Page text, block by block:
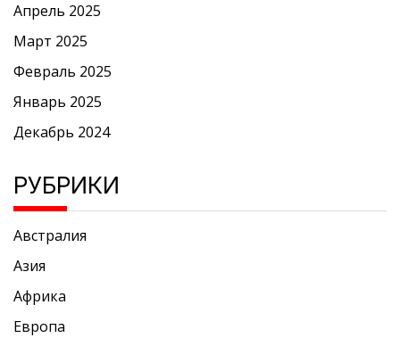
Апрель 2025
Март 2025
Февраль 2025
Январь 2025
Декабрь 2024
РУБРИКИ
Австралия
Азия
Африка
Европа